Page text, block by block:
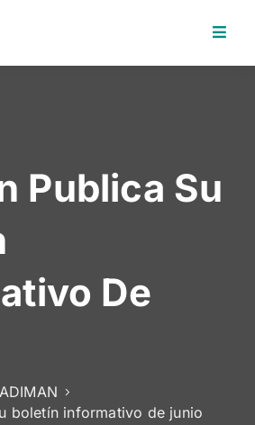
Publica Su
De
boletín informativo de junio